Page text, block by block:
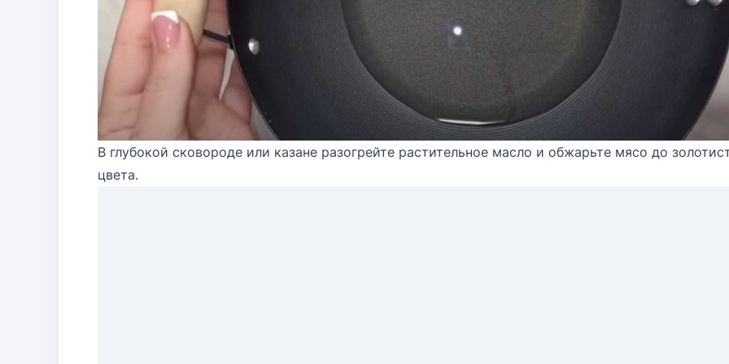
В глубокой сковороде или казане разогрейте растительное масло и обжарьте мясо до
цвета.